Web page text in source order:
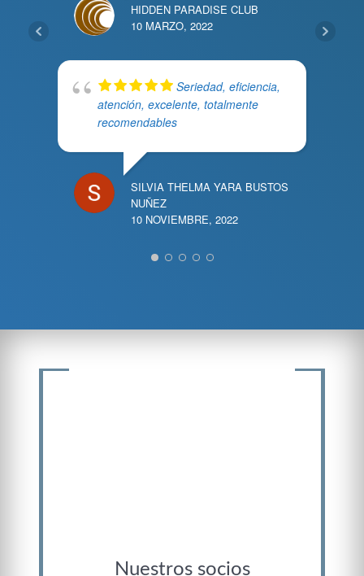
HIDDEN PARADISE CLUB
10 MARZO, 2022
Seriedad, eficiencia,
atención, excelente, totalmente
recomendables
SILVIA THELMA YARA BUSTOS
NUÑEZ
10 NOVIEMBRE, 2022
Nuestros socios